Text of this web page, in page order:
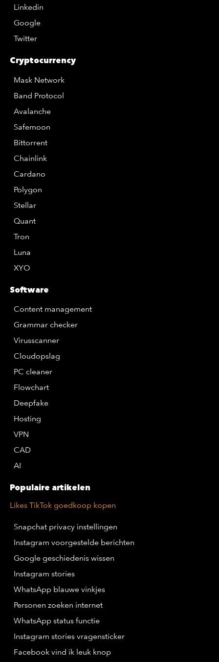
Linkedin
Google
Twitter
Cryptocurrency
Mask Network
Band Protocol
Avalanche
Safemoon
Bittorrent
Chainlink
Cardano
Polygon
Stellar
Quant
Tron
Luna
XYO
Software
Content management
Grammar checker
Virusscanner
Cloudopslag
PC cleaner
Flowchart
Deepfake
Hosting
VPN
CAD
AI
Populaire artikelen
Likes TikTok goedkoop kopen
Snapchat privacy instellingen
Instagram voorgestelde berichten
Google geschiedenis wissen
Instagram stories
WhatsApp blauwe vinkjes
Personen zoeken internet
WhatsApp status functie
Instagram stories vragensticker
Facebook vind ik leuk knop